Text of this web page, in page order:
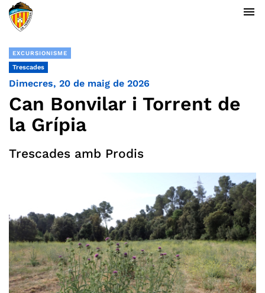
menu
EXCURSIONISME
Trescades
Dimecres, 20 de maig de 2026
Can Bonvilar i Torrent de
la Grípia
Trescades amb Prodis